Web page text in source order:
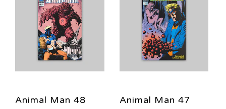
Animal Man 48
Animal Man 47